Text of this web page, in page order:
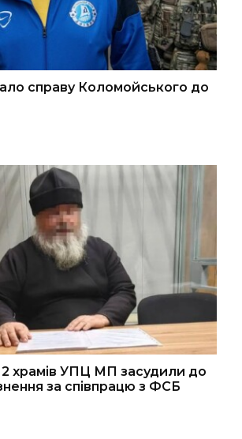
справу Коломойського до
храмів УПЦ МП засудили до
за співпрацю з ФСБ